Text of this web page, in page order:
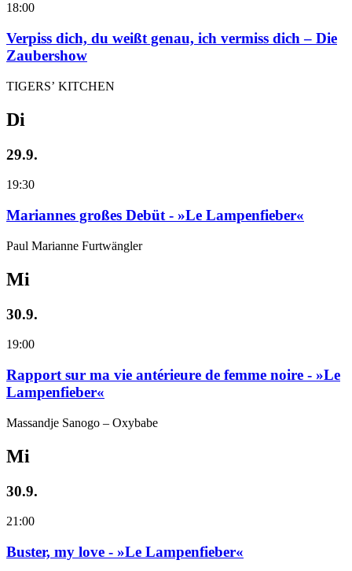
18:00
Verpiss dich, du weißt genau, ich vermiss dich – Die
Zaubershow
TIGERS’ KITCHEN
Di
29.9.
19:30
Mariannes großes Debüt - »Le Lampenfieber«
Paul Marianne Furtwängler
Mi
30.9.
19:00
Rapport sur ma vie antérieure de femme noire - »Le
Lampenfieber«
Massandje Sanogo – Oxybabe
Mi
30.9.
21:00
Buster, my love - »Le Lampenfieber«